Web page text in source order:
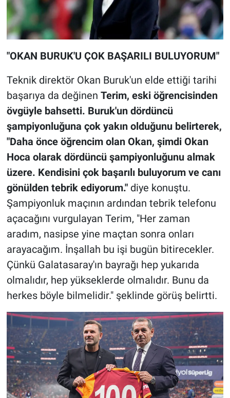
"OKAN BURUK'U ÇOK BAŞARILI BULUYORUM"
Teknik direktör Okan Buruk'un elde ettiği tarihi
başarıya da değinen Terim, eski öğrencisinden
övgüyle bahsetti. Buruk'un dördüncü
şampiyonluğuna çok yakın olduğunu belirterek,
"Daha önce öğrencim olan Okan, şimdi Okan
Hoca olarak dördüncü şampiyonluğunu almak
üzere. Kendisini çok başarılı buluyorum ve canı
gönülden tebrik ediyorum."diye konuştu.
Şampiyonluk maçının ardından tebrik telefonu
açacağını vurgulayan Terim, "Her zaman
aradım, nasipse yine maçtan sonra onları
arayacağım. İnşallah bu işi bugün bitirecekler.
Çünkü Galatasaray'ın bayrağı hep yukarıda
olmalıdır, hep yükseklerde olmalıdır. Bunu da
herkes böyle bilmelidir." şeklinde görüş belirtti.